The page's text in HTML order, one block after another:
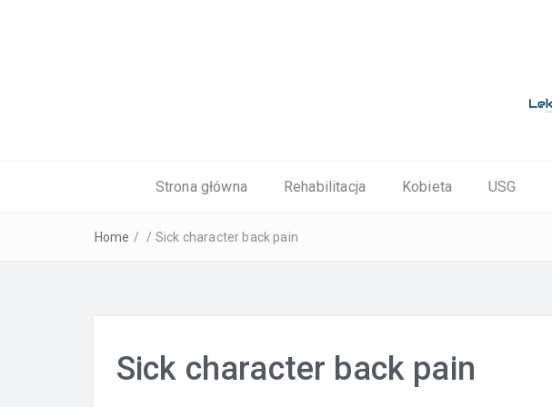
Strona główna Rehabilitacja Kobieta USG
Home / / Sick character back pain
Sick character back pain